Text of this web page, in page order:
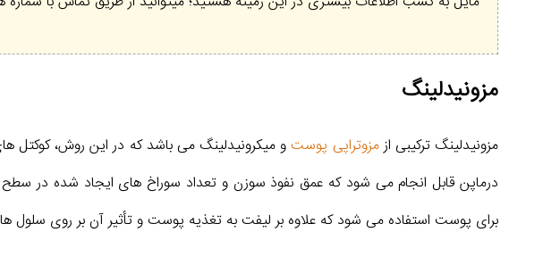
مزونیدلینگ
مزونیدلینگ ترکیبی ازمزوتراپی پوستو میکرونیدلینگ می باشد که در این روش، کوکتل
درماپن قابل انجام می شود که عمق نفوذ سوزن و تعداد سوراخ های ایجاد شده در
برای پوست استفاده می شود که علاوه بر لیفت به تغذیه پوست و تأثیر آن بر روی